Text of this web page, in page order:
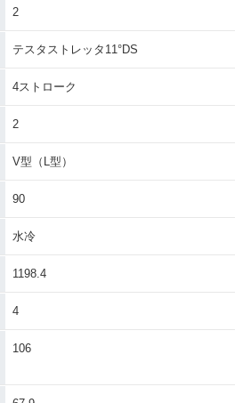
2
テスタストレッタ11°DS
4ストローク
2
V型（L型）
90
水冷
1198.4
4
106